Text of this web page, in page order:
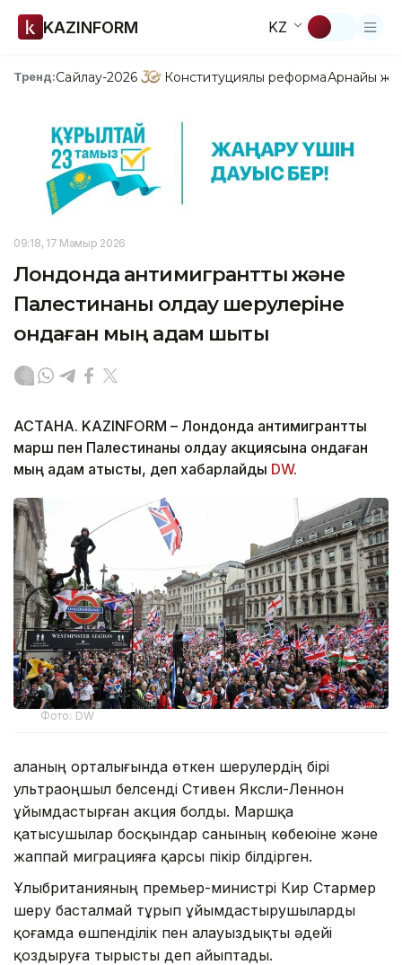
KAZINFORM KZ
Тренд:Сайлау-2026 Конституциялық реформаАрнайы
09:18, 17 Мамыр 2026
Лондонда антимигранттық және
Палестинаны қолдау шерулеріне
ондаған мың адам шықты
АСТАНА. KAZINFORM – Лондонда антимигранттық
марш пен Палестинаны қолдау акциясына ондаған
мың адам қатысты, деп хабарлайды DW.
Фото: DW
Қаланың орталығында өткен шерулердің бірі
ультраоңшыл белсенді Стивен Яксли-Леннон
ұйымдастырған акция болды. Маршқа
қатысушылар босқындар санының көбеюіне және
жаппай миграцияға қарсы пікір білдірген.
Ұлыбританияның премьер-министрі Кир Стармер
шеру басталмай тұрып ұйымдастырушыларды
қоғамда өшпенділік пен алауыздықты әдейі
қоздыруға тырысты деп айыптады.